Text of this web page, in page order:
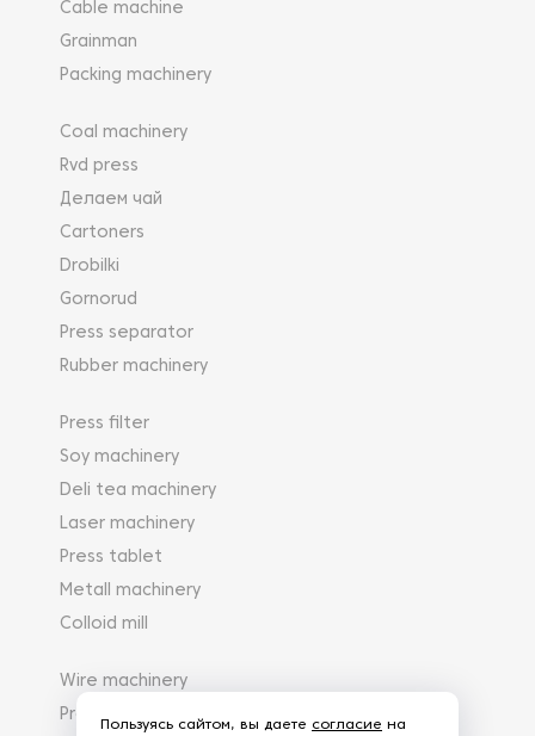
Cable machine
Grainman
Packing machinery
Coal machinery
Rvd press
Делаем чай
Cartoners
Drobilki
Gornorud
Press separator
Rubber machinery
Press filter
Soy machinery
Deli tea machinery
Laser machinery
Press tablet
Metall machinery
Colloid mill
Wire machinery
Protection chain
Пользуясь сайтом, вы даете согласие на